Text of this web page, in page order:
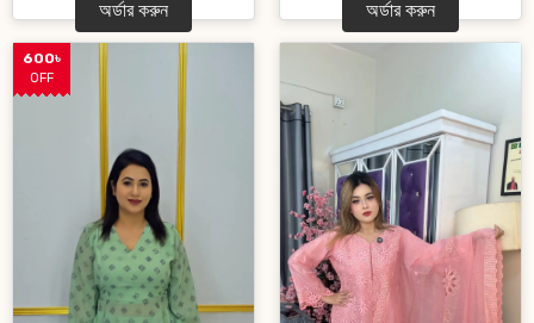
অর্ডার করুন অর্ডার করুন
600৳
OFF